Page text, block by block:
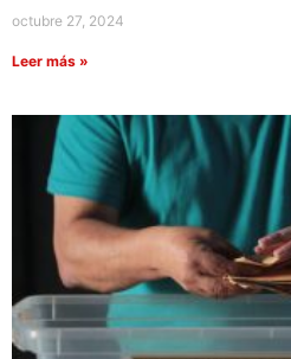
octubre 27, 2024
Leer más »